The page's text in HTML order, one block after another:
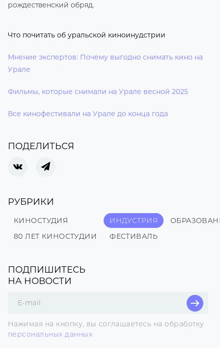
рождественский обряд.
Что почитать об уральской киноинудстрии
Мнение экспертов: Почему выгодно снимать кино на
Урале
Фильмы, которые снимали на Урале весной 2025
Все кинофестивали на Урале до конца года
ПОДЕЛИТЬСЯ
РУБРИКИ
КИНОСТУДИЯ ИНДУСТРИЯ
80 ЛЕТ КИНОСТУДИИ
ФЕСТИВАЛЬ
ПОДПИШИТЕСЬ
НА НОВОСТИ
для
mail
Нажимая на кнопку, вы соглашаетесь на обработку
персональных данных